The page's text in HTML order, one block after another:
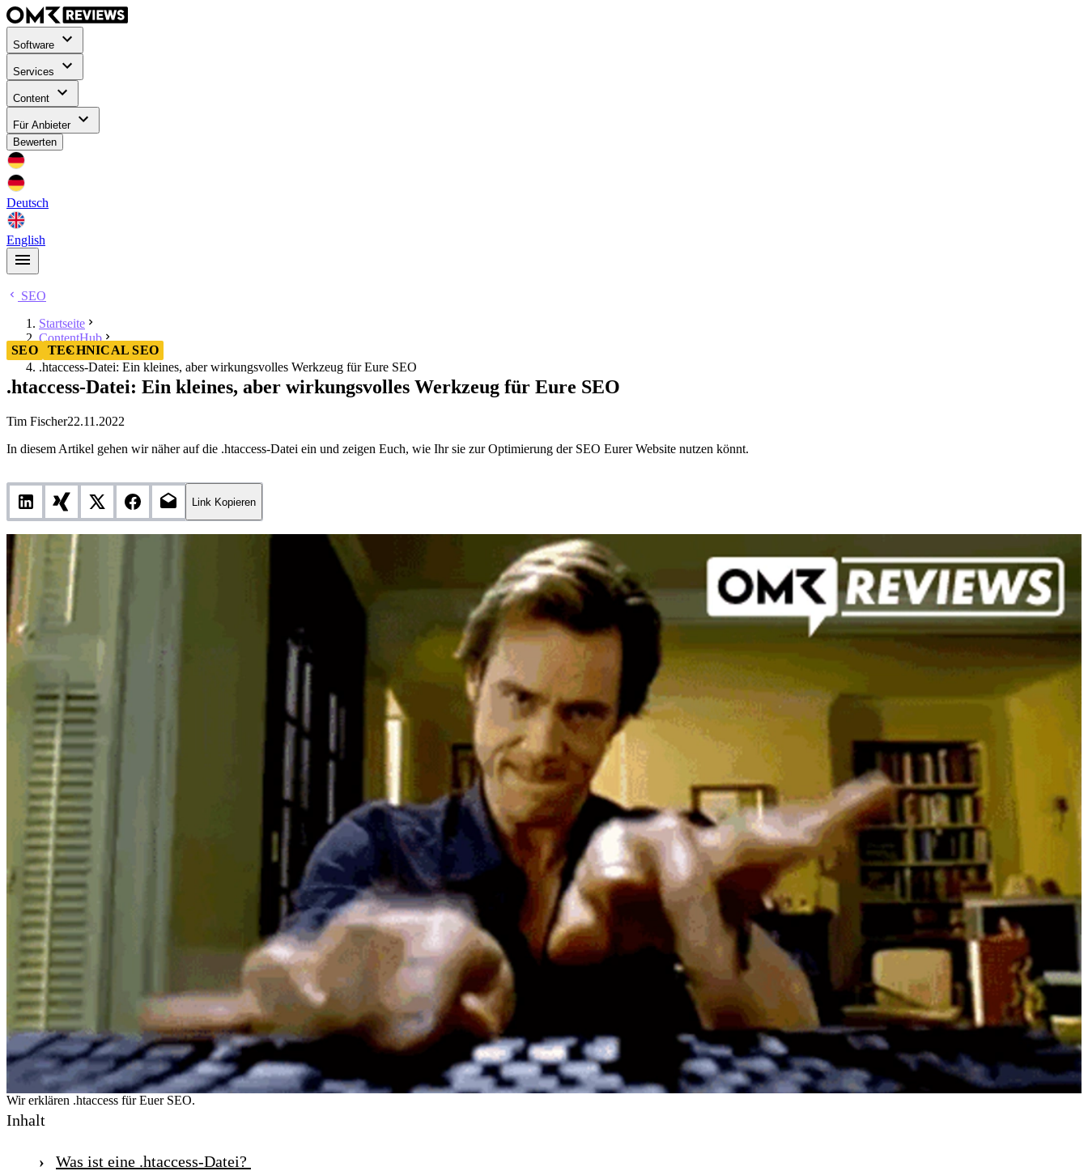
Software
Services
Content
Für Anbieter
Bewerten
Deutsch
English
SEO
Startseite
ContentHub
SEO
.htaccess-Datei: Ein kleines, aber wirkungsvolles Werkzeug für Eure SEO
SEO TECHNICAL SEO
.htaccess-Datei: Ein kleines, aber wirkungsvolles Werkzeug für Eure SEO
Tim Fischer22.11.2022
In diesem Artikel gehen wir näher auf die .htaccess-Datei ein und zeigen Euch, wie Ihr sie zur Optimierung der SEO Eurer Website nutzen könnt.
Link Kopieren
Wir erklären .htaccess für Euer SEO.
Inhalt
Was ist eine .htaccess-Datei?